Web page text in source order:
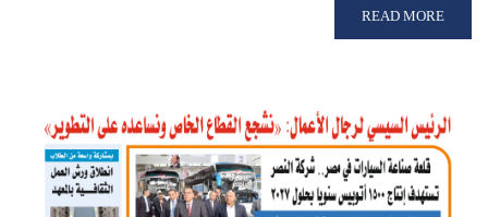
READ MORE ABOUT آخر تحذير بشأن التسجيل في مادة التربية العسكرية
READ MORE